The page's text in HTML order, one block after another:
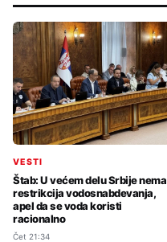
VESTI
Štab: U većem delu Srbije nema
restrikcija vodosnabdevanja,
apel da se voda koristi
racionalno
Čet 21:34